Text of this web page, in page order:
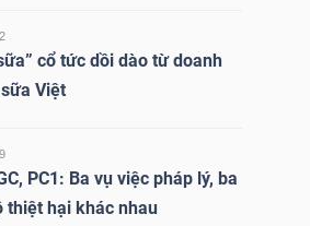
cổ tức dồi dào từ doanh
Việt
PC1: Ba vụ việc pháp lý, ba
thiệt hại khác nhau